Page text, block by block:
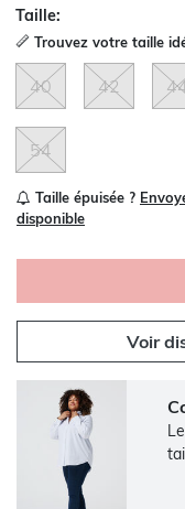
Taille:
Trouvez votre taille
40 42
54
Taille épuisée ?
disponible
Voir